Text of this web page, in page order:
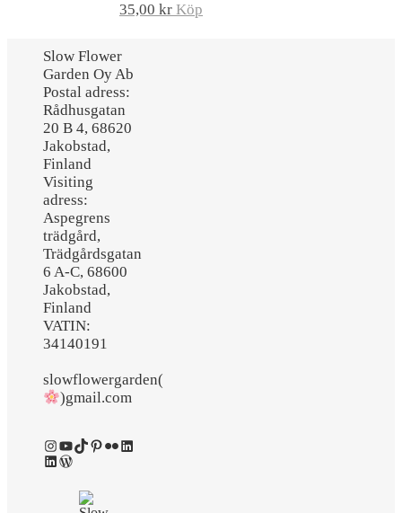
35,00 kr Köp
Slow Flower
Garden Oy Ab
Postal adress:
Rådhusgatan
20 B 4, 68620
Jakobstad,
Finland
Visiting
adress:
Aspegrens
trädgård,
Trädgårdsgatan
6 A-C, 68600
Jakobstad,
Finland
VATIN:
34140191
slowflowergarden(
)gmail.com
Instagram
YouTube
TikTok
Pinterest
FlickrLinkedIn
LinkedIn
WordPress